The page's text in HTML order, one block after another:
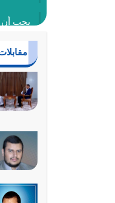
يجب أن
أغسطس 4, 2026
عندما
الكريم
أغسطس 3, 2026
الغاية
إضافة
أغسطس 2, 2026
السبب